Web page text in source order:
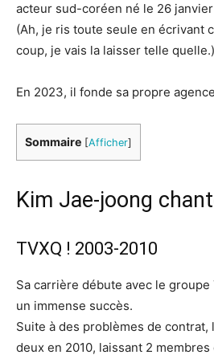
acteur sud-coréen né le 26
(Ah, je ris toute seule en écrivant
coup, je vais la laisser telle quelle.)
En 2023, il fonde sa propre
Sommaire [Afficher]
Kim Jae-joong
TVXQ ! 2003-2010
Sa carrière débute avec le groupe
un immense succès.
Suite à des problèmes de
deux en 2010, laissant 2 membres